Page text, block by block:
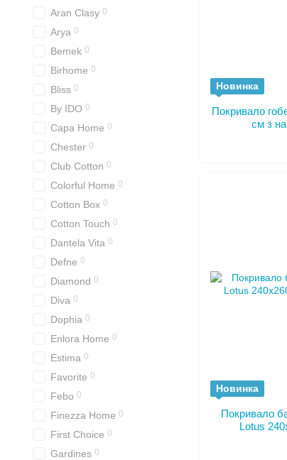
Новинка
Покривало
см з
Новинка
Покривало
Lotus
Aran Clasy 0
Arya 0
Bemek 0
Birhome 0
Bliss 0
By IDO 0
Capa Home 0
Chester 0
Club Cotton 0
Colorful Home 0
Cotton Box 0
Cotton Touch 0
Dantela Vita 0
Defne 0
Diamond 0
Diva 0
Dophia 0
Enlora Home 0
Estima 0
Favorite 0
Febo 0
Finezza Home 0
First Choice 0
Gardines 0